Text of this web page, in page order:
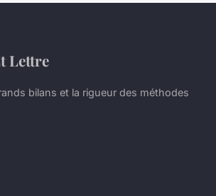
Lettre
bilans et la rigueur des méthodes